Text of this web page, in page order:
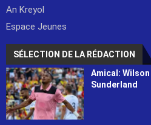
An Kreyol
Espace Jeunes
SÉLECTION DE LA RÉDACTION
Amical:
Sunderland